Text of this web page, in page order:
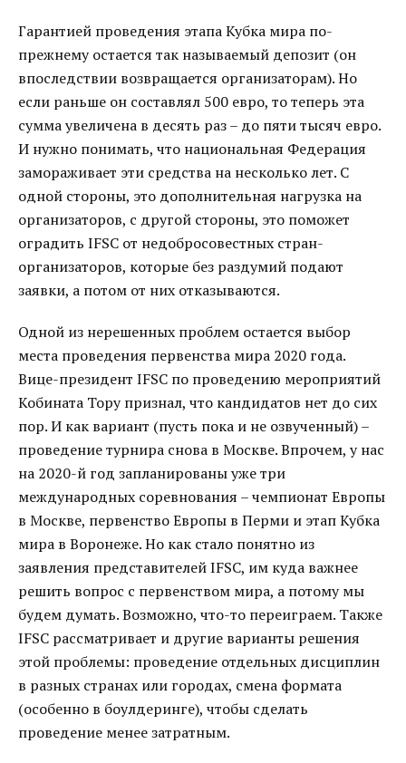
Гарантией проведения этапа Кубка мира по-
прежнему остается так называемый депозит (он
впоследствии возвращается организаторам). Но
если раньше он составлял 500 евро, то теперь эта
сумма увеличена в десять раз – до пяти тысяч евро.
И нужно понимать, что национальная Федерация
замораживает эти средства на несколько лет. С
одной стороны, это дополнительная нагрузка на
организаторов, с другой стороны, это поможет
оградить IFSC от недобросовестных стран-
организаторов, которые без раздумий подают
заявки, а потом от них отказываются.
Одной из нерешенных проблем остается выбор
места проведения первенства мира 2020 года.
Вице-президент IFSC по проведению мероприятий
Кобината Тору признал, что кандидатов нет до сих
пор. И как вариант (пусть пока и не озвученный) –
проведение турнира снова в Москве. Впрочем, у нас
на 2020-й год запланированы уже три
международных соревнования – чемпионат Европы
в Москве, первенство Европы в Перми и этап Кубка
мира в Воронеже. Но как стало понятно из
заявления представителей IFSC, им куда важнее
решить вопрос с первенством мира, а потому мы
будем думать. Возможно, что-то переиграем. Также
IFSC рассматривает и другие варианты решения
этой проблемы: проведение отдельных дисциплин
в разных странах или городах, смена формата
(особенно в боулдеринге), чтобы сделать
проведение менее затратным.